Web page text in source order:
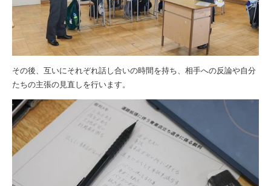
その後、互いにそれぞれ話し合いの時間を持ち、相手への反論や自分
たちの主張の見直しを行います。